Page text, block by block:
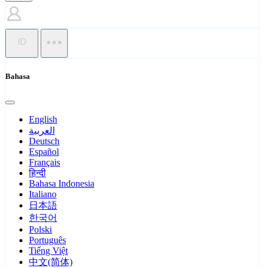
ID
Bahasa
English
العربية
Deutsch
Español
Français
हिन्दी
Bahasa Indonesia
Italiano
日本語
한국어
Polski
Português
Tiếng Việt
中文(简体)